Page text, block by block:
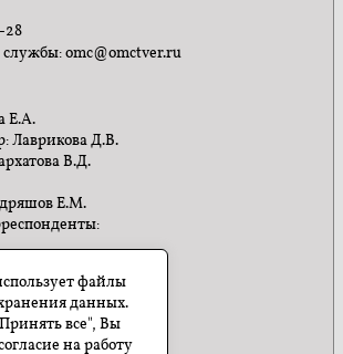
28
omc@omctver.ru
Е.А.
Лаврикова Д.В.
В.Д.
Е.М.
САЙТА
файлы
данных.
все", Вы
на работу